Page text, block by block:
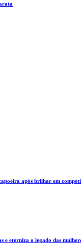
após brilhar em
eterniza o legado das